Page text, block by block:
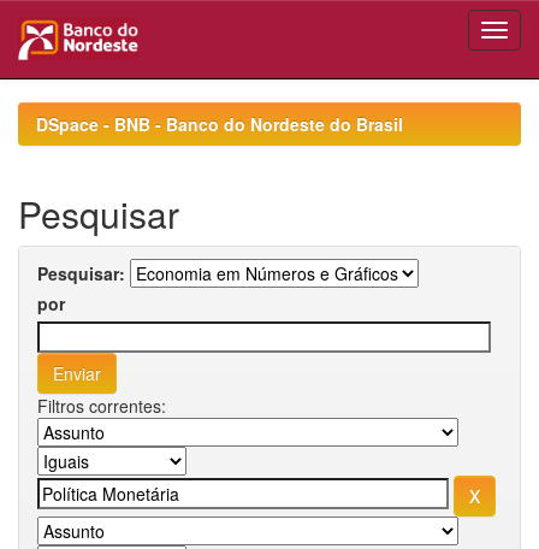
navigationDSpace - BNB - Banco do Nordeste do Brasil
Pesquisar
Pesquisar:
por
Filtros correntes: